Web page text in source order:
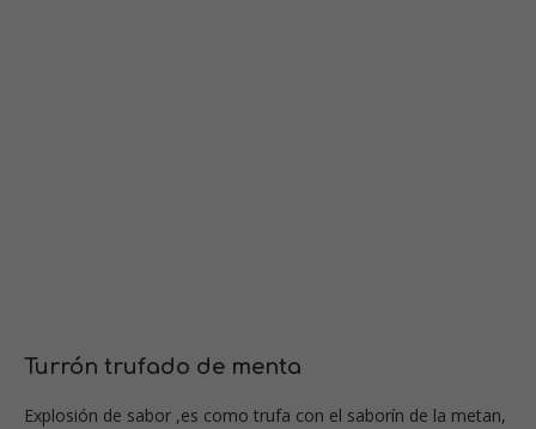
Turrón trufado de menta
Explosión de sabor ,es como trufa con el saborín de la metan,